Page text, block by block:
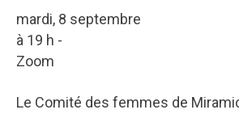
mardi, 8 septembre
à 19 h -
Zoom
Le Comité des femmes de